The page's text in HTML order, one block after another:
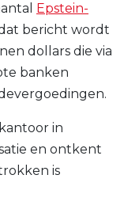
Epstein-
bericht wordt
dollars die via
banken
in
en ontkent
is